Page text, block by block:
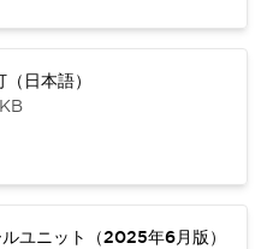
日本語）
ユニット（2025年6月版）